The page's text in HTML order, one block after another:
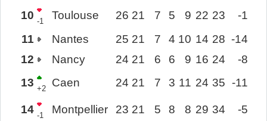
10 -1 Toulouse 26 21 7 5 9 22 23
-1
11
Nantes 25 21 7 4 10 14 28 -14
12
Nancy 24 21 6 6 9 16 24
-8
13 +2 Caen 24 21 7 3 11 24 35 -11
14 -1 Montpellier 23 21 5 8 8 29 34 -5